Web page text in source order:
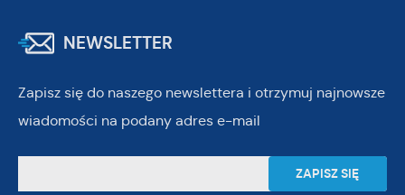
NEWSLETTER
Zapisz się do naszego newslettera i otrzymuj najnowsze
wiadomości na podany adres e-mail